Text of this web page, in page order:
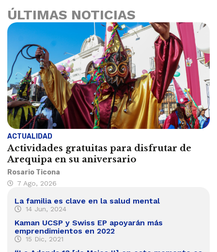
ÚLTIMAS NOTICIAS
ACTUALIDAD
Actividades gratuitas para disfrutar de
Arequipa en su aniversario
Rosario Ticona
7 Ago, 2026
La familia es clave en la salud mental
14 Jun, 2024
Kaman UCSP y Swiss EP apoyarán más
emprendimientos en 2022
15 Dic, 2021